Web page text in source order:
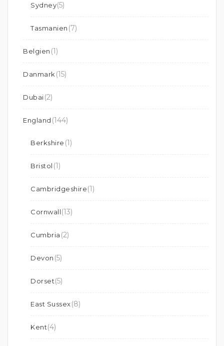
Sydney(5)
Tasmanien (7)
Belgien (1)
Danmark (15)
Dubai(2)
England (144)
Berkshire (1)
Bristol (1)
Cambridgeshire(1)
Cornwall(13)
Cumbria (2)
Devon (5)
Dorset(5)
East Sussex(8)
Kent(4)